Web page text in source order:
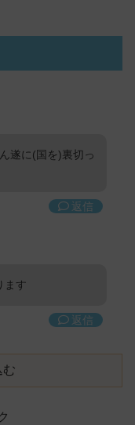
遂に(国を)裏切っ
返信
ます
返信
む